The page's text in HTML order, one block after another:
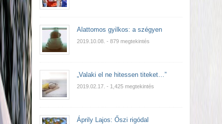
Alattomos gyilkos: a szégyen
2019.10.08. - 879 megtekintés
„Valaki el ne hitessen titeket…”
2019.02.17. - 1,425 megtekintés
Áprily Lajos: Őszi rigódal